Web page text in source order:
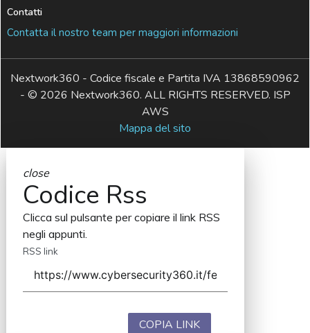
Contatti
Contatta il nostro team per maggiori informazioni
Nextwork360 - Codice fiscale e Partita IVA 13868590962
- © 2026 Nextwork360. ALL RIGHTS RESERVED. ISP
AWS
Mappa del sito
close
Codice Rss
Clicca sul pulsante per copiare il link RSS
negli appunti.
RSS link
COPIA LINK